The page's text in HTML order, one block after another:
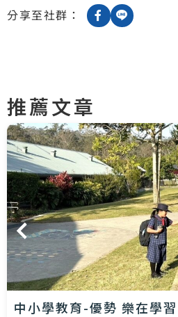
分享至社群：
推薦文章
中小學教育-優勢 樂在學習